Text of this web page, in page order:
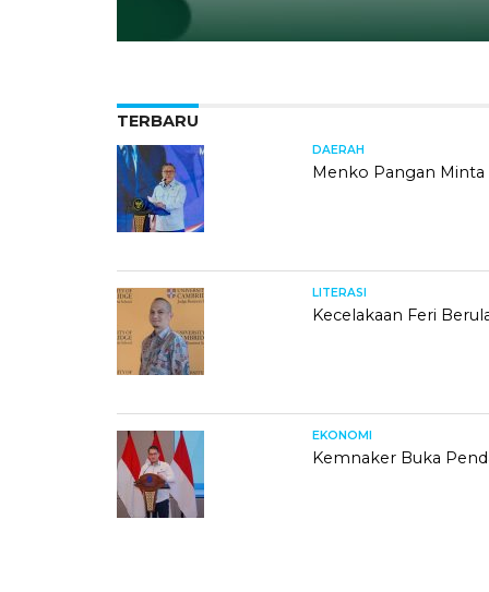
TERBARU
DAERAH
Menko Pangan Minta
LITERASI
Kecelakaan Feri
EKONOMI
Kemnaker Buka